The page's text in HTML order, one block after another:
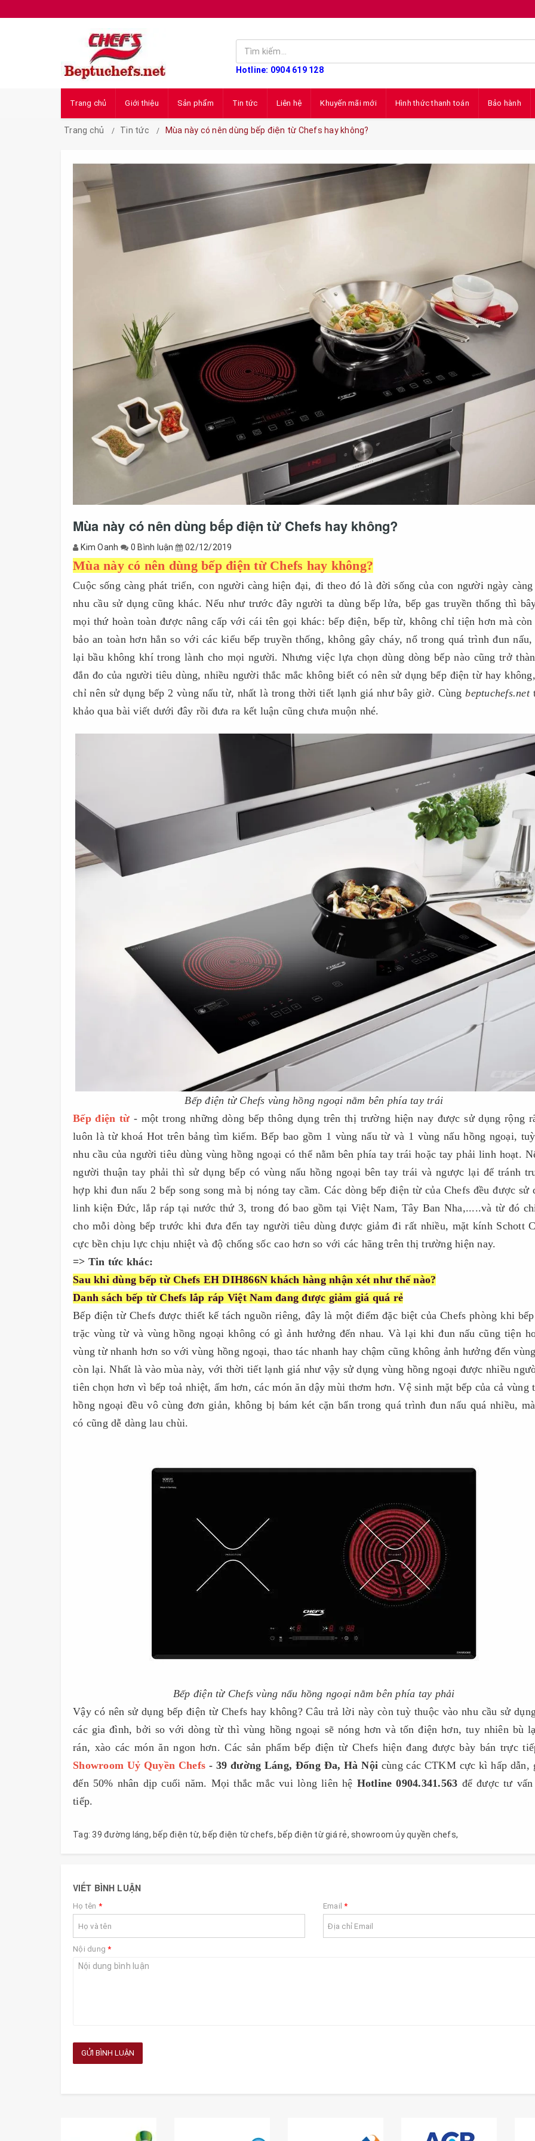
Hotline: 0904 619 128
Trang chủ Giới thiệu Sản phẩm Tin tức Liên hệ Khuyến mãi mới Hình thức thanh toán Bảo hành
Trang chủ Tin tức Mùa này có nên dùng bếp điện từ Chefs hay không?
Mùa này có nên dùng bếp điện từ Chefs hay không?
Kim Oanh 0 Bình luận 02/12/2019
Mùa này có nên dùng bếp điện từ Chefs hay không?
Cuộc sống càng phát triển, con người càng hiện đại, đi theo đó là đời sống của con người ngày càng
nhu cầu sử dụng cũng khác. Nếu như trước đây người ta dùng bếp lửa, bếp gas truyền thống thì
mọi thứ hoàn toàn được nâng cấp với cái tên gọi khác: bếp điện, bếp từ, không chỉ tiện hơn mà còn
bảo an toàn hơn hẳn so với các kiểu bếp truyền thống, không gây cháy, nổ trong quá trình đun nấu,
lại bầu không khí trong lành cho mọi người. Nhưng việc lựa chọn dùng dòng bếp nào cũng trở
đắn đo của người tiêu dùng, nhiều người thắc mắc không biết có nên sử dụng bếp điện từ hay
chỉ nên sử dụng bếp 2 vùng nấu từ, nhất là trong thời tiết lạnh giá như bây giờ. Cùngbeptuchefs.net
khảo qua bài viết dưới đây rồi đưa ra kết luận cũng chưa muộn nhé.
Bếp điện từ Chefs vùng hồng ngoại nằm bên phía tay trái
Bếp điện từ - một trong những dòng bếp thông dụng trên thị trường hiện nay được sử dụng rộng
luôn là từ khoá Hot trên bảng tìm kiếm. Bếp bao gồm 1 vùng nấu từ và 1 vùng nấu hồng ngoại,
nhu cầu của người tiêu dùng vùng hồng ngoại có thể nằm bên phía tay trái hoặc tay phải linh hoạt.
người thuận tay phải thì sử dụng bếp có vùng nấu hồng ngoại bên tay trái và ngược lại để tránh
hợp khi đun nấu 2 bếp song song mà bị nóng tay cầm. Các dòng bếp điện từ của Chefs đều được sử
linh kiện Đức, lắp ráp tại nước thứ 3, trong đó bao gồm tại Việt Nam, Tây Ban Nha,.....và từ đó
cho mỗi dòng bếp trước khi đưa đến tay người tiêu dùng được giảm đi rất nhiều, mặt kính Schott
cực bền chịu lực chịu nhiệt và độ chống sốc cao hơn so với các hãng trên thị trường hiện nay.
=> Tin tức khác:
Sau khi dùng bếp từ Chefs EH DIH866N khách hàng nhận xét như thế nào?
Danh sách bếp từ Chefs lắp ráp Việt Nam đang được giảm giá quá rẻ
Bếp điện từ Chefs được thiết kế tách nguồn riêng, đây là một điểm đặc biệt của Chefs phòng khi
trặc vùng từ và vùng hồng ngoại không có gì ảnh hưởng đến nhau. Và lại khi đun nấu cũng tiện
vùng từ nhanh hơn so với vùng hồng ngoại, thao tác nhanh hay chậm cũng không ảnh hưởng đến
còn lại. Nhất là vào mùa này, với thời tiết lạnh giá như vậy sử dụng vùng hồng ngoại được nhiều
tiên chọn hơn vì bếp toả nhiệt, ấm hơn, các món ăn dậy mùi thơm hơn. Vệ sinh mặt bếp của cả vùng
hồng ngoại đều vô cùng đơn giản, không bị bám két cặn bẩn trong quá trình đun nấu quá nhiều,
có cũng dễ dàng lau chùi.
Bếp điện từ Chefs vùng nấu hồng ngoại nằm bên phía tay phải
Vậy có nên sử dụng bếp điện từ Chefs hay không? Câu trả lời này còn tuỳ thuộc vào nhu cầu sử
các gia đình, bởi so với dòng từ thì vùng hồng ngoại sẽ nóng hơn và tốn điện hơn, tuy nhiên bù
rán, xào các món ăn ngon hơn. Các sản phẩm bếp điện từ Chefs hiện đang được bày bán trực
Showroom Uỷ Quyền Chefs - 39 đường Láng, Đống Đa, Hà Nội cùng các CTKM cực kì hấp dẫn,
đến 50% nhân dịp cuối năm. Mọi thắc mắc vui lòng liên hệ Hotline 0904.341.563 để được tư
tiếp.
Tag: 39 đường láng, bếp điện từ, bếp điện từ chefs, bếp điện từ giá rẻ, showroom ủy quyền chefs,
VIẾT BÌNH LUẬN
Họ tên * Email*
Nội dung*
GỬI BÌNH LUẬN